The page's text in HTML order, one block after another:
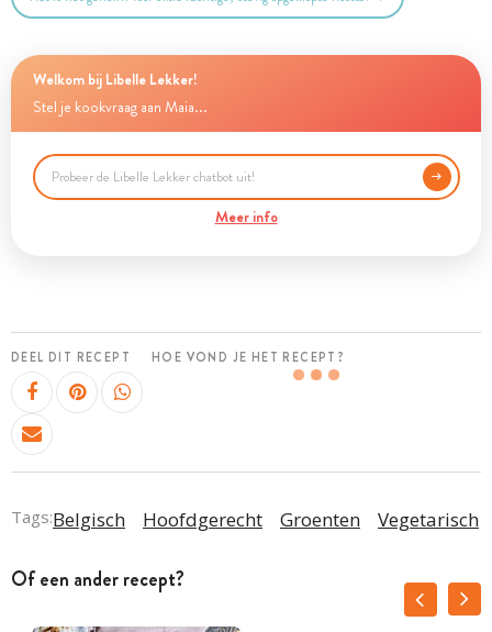
Welkom bij Libelle Lekker!
Stel je kookvraag aan Maia...
Meer info
DEEL DIT RECEPT HOE VOND JE HET RECEPT?
Tags:Belgisch Hoofdgerecht Groenten Vegetarisch
Of een ander recept?